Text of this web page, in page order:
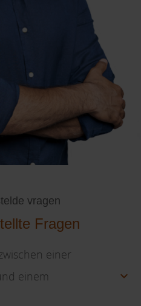
vragen
Fragen
einer
einem